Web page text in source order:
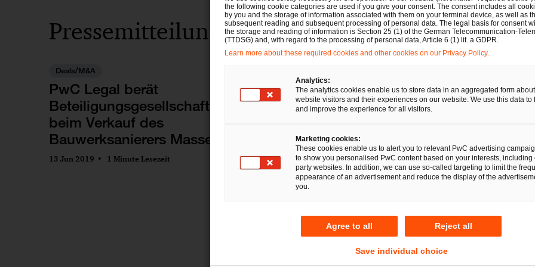
Bis 1995 Rechtsanwalt Societäts Treuhand
1993: Promotion
Bis 1989: Studium der Rechtswissenschaften an
Nationale und internationale Dimensionen des
von Prof. Dr. Jörg Manfred Mössner, Verlag Neue
Aufsätze: Grenzenlose Steuern – Fiktion oder
Korrespondierende Fortschreibung von
Personengesellschaft, DB 1997, 2047 ff.
Berufsrecht der Steuerberater und
Handbuch für Steuerberater und
Ertragsbesteuerung von Geschäftsvorfällen im
Internet-Recht, Springer 1999, 489 ff.
Handbuch zum Internet-Recht, Springer 1999,
Pressemitteilungen mit Dr. Dietrich
Deals/M&A
PwC Legal berät
Beteiligungsgesellschaft BID
beim Verkauf des
Bauwerksanierers Massenberg
13 Jun 2019 1 Minute Lesezeit
the following cookie categories are used if you give your consent. The consent includes all
by you and the storage of information associated with them on your terminal device, as well as
subsequent reading and subsequent processing of personal data. The legal basis for consent
the storage and reading of information is Section 25 (1) of the German Telecommunication-
(TTDSG) and, with regard to the processing of personal data, Article 6 (1) lit. a GDPR.
Learn more about these required cookies and other cookies on our Privacy Policy.
Analytics:
The analytics cookies enable us to store data in an aggregated form
website visitors and their experiences on our website. We use this data to
and improve the experience for all visitors.
Marketing cookies:
These cookies enable us to alert you to relevant PwC advertising
to show you personalised PwC content based on your interests, including
party websites. In addition, we can use so-called targeting to limit the
appearance of an advertisement and reduce the display of the
you.
Agree to all Reject all
Save individual choice